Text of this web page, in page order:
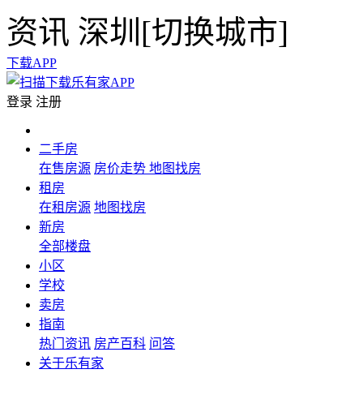
资讯 深圳[切换城市]
下载APP
登录 注册
二手房
在售房源 房价走势 地图找房
租房
在租房源 地图找房
新房
全部楼盘
小区
学校
卖房
指南
热门资讯 房产百科 问答
关于乐有家